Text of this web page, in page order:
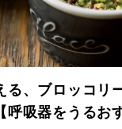
る、ブロッコリ
呼吸器をうるお